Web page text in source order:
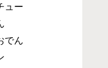
ュー
でん